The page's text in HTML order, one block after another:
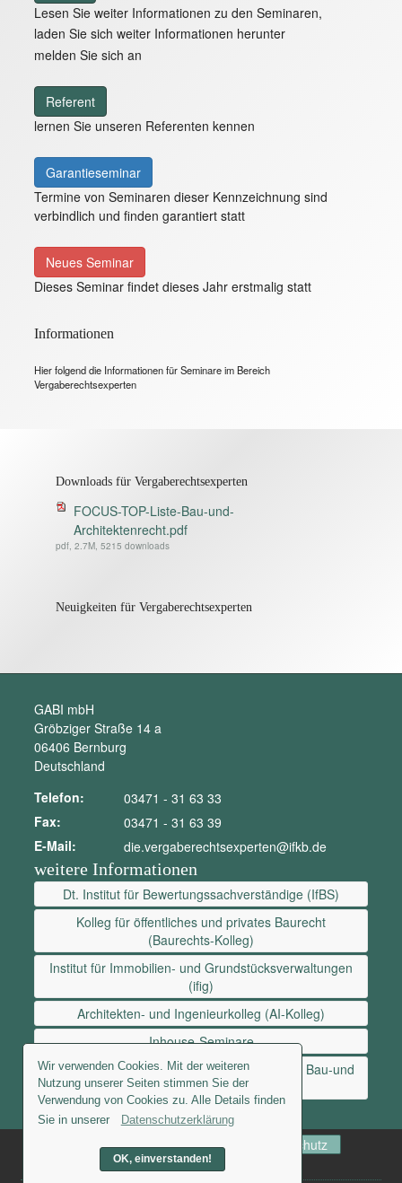
Wir verwenden Cookies. Mit der weiteren
Nutzung unserer Seiten stimmen Sie der
Verwendung von Cookies zu. Alle Details finden
Sie in unserer
Datenschutzerklärung
OK, einverstanden!
Lesen Sie weiter Informationen zu den Seminaren,
laden Sie sich weiter Informationen herunter
melden Sie sich an
Referent
lernen Sie unseren Referenten kennen
Garantieseminar
Termine von Seminaren dieser Kennzeichnung sind
verbindlich und finden garantiert statt
Neues Seminar
Dieses Seminar findet dieses Jahr erstmalig statt
Informationen
Hier folgend die Informationen für Seminare im Bereich
Vergaberechtsexperten
Downloads für Vergaberechtsexperten
FOCUS-TOP-Liste-Bau-und-
Architektenrecht.pdf
pdf, 2.7M, 5215 downloads
Neuigkeiten für Vergaberechtsexperten
GABI mbH
Gröbziger Straße 14 a
06406 Bernburg
Deutschland
Telefon:
03471 - 31 63 33
Fax:
03471 - 31 63 39
E-Mail:
die.vergaberechtsexperten@ifkb.de
weitere Informationen
Dt. Institut für Bewertungssachverständige (IfBS)
Kolleg für öffentliches und privates Baurecht
(Baurechts-Kolleg)
Institut für Immobilien- und Grundstücksverwaltungen
(ifig)
Architekten- und Ingenieurkolleg (AI-Kolleg)
Inhouse-Seminare
Institut für Mediation und Konfliktberatung im Bau-und
Immobilienwesen
Kontakt Newsletter
Datenschutz